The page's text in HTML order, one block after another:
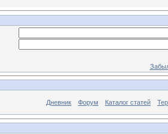
Дневник Форум Каталог статей